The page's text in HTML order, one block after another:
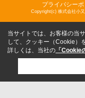
プライバシー
Copyright(c) 株式会社小
当サイトでは、お客様の当
して、クッキー（Cookie）
詳しくは、当社の 「Cookie